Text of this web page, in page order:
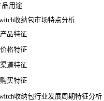
用途
收纳包市场特点分析
特征
特征
特征
特征
收纳包行业发展周期特征分析